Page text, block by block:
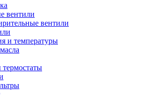
вентили
вентили
и температуры
термостаты